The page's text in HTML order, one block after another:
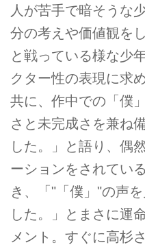
人が苦手で暗そうな
分の考えや価値観を
と戦っている様な少
クター性の表現に求
共に、作中での「僕
さと未完成さを兼ね
した。」と語り、偶
ーションをされてい
き、「"「僕」"の声
した。」とまさに運
メント。すぐに高杉